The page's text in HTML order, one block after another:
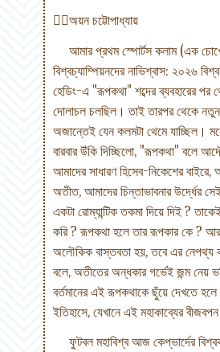
✍🏽অয়ন চট্টোপাধ্যায়
আমার প্রথম স্পোর্টস কলাম (এক
বিশ্বচ্যাম্পিয়নদের নাভিশ্বাস: ২০২৬
হেডিং-এ "রূপকথা" শব্দের ব্যবহারের পর
দোলাচল চলছিল। তাই তারপর থেকে
অজান্তেই যেন কলমটা থেমে যাচ্ছিল।
বারবার উঁকি দিচ্ছিলো, "রূপকথা" বলে
আমাদের সাধারণ হিসেব-নিকেশের
অতীত, আমাদের চিন্তাভাবনার উর্দ্ধের
একটা রোম্যান্টিক তকমা দিয়ে দিই ?
করি ? রূপকথা হলে তার রূপকার কে ?
অলৌকিক বাস্তবতা হয়, তবে এর নেপথ্য
বলে, অতীতের অন্ধকার গর্ভেই জন্ম
বর্তমানের এই রূপকথাকে ছুঁয়ে দেখতে
ইতিহাসে, যেখানে এই মহাকাব্যের
ফুটবল মহাবিশ্ব আজ কেপ্ভার্দের